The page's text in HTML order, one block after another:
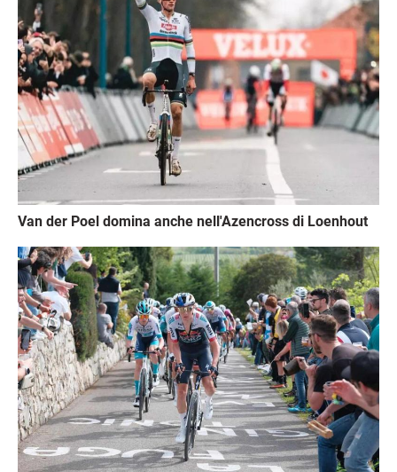
Van der Poel domina anche nell'Azencross di Loenhout
Immagine